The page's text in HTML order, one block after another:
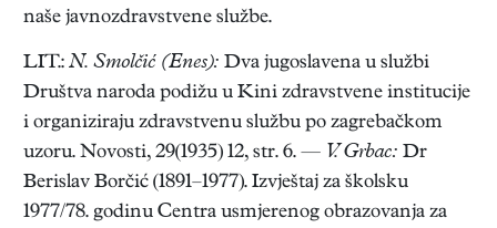
naše javnozdravstvene službe.
LIT.: N. Smolčić (Enes): Dva jugoslavena u službi
Društva naroda podižu u Kini zdravstvene institucije
i organiziraju zdravstvenu službu po zagrebačkom
uzoru. Novosti, 29(1935) 12, str. 6. — V. Grbac: Dr
Berislav Borčić (1891–1977). Izvještaj za školsku
1977/78. godinu Centra usmjerenog obrazovanja za